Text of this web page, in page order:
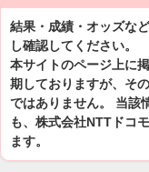
結果・成績・オッズな
し確認してください。
本サイトのページ上に
期しておりますが、そ
ではありません。 当該
も、株式会社NTTドコ
ます。